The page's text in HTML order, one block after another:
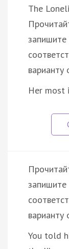
The
варианту
Her most
варианту
You told